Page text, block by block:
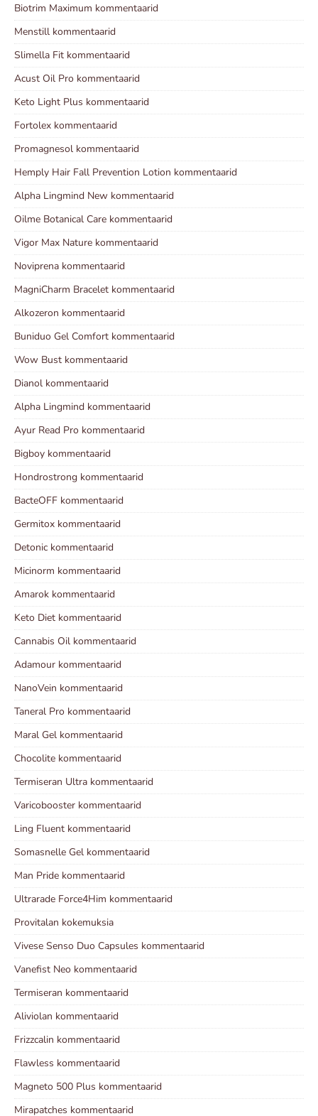
Biotrim Maximum kommentaarid
Menstill kommentaarid
Slimella Fit kommentaarid
Acust Oil Pro kommentaarid
Keto Light Plus kommentaarid
Fortolex kommentaarid
Promagnesol kommentaarid
Hemply Hair Fall Prevention Lotion kommentaarid
Alpha Lingmind New kommentaarid
Oilme Botanical Care kommentaarid
Vigor Max Nature kommentaarid
Noviprena kommentaarid
MagniCharm Bracelet kommentaarid
Alkozeron kommentaarid
Buniduo Gel Comfort kommentaarid
Wow Bust kommentaarid
Dianol kommentaarid
Alpha Lingmind kommentaarid
Ayur Read Pro kommentaarid
Bigboy kommentaarid
Hondrostrong kommentaarid
BacteOFF kommentaarid
Germitox kommentaarid
Detonic kommentaarid
Micinorm kommentaarid
Amarok kommentaarid
Keto Diet kommentaarid
Cannabis Oil kommentaarid
Adamour kommentaarid
NanoVein kommentaarid
Taneral Pro kommentaarid
Maral Gel kommentaarid
Chocolite kommentaarid
Termiseran Ultra kommentaarid
Varicobooster kommentaarid
Ling Fluent kommentaarid
Somasnelle Gel kommentaarid
Man Pride kommentaarid
Ultrarade Force4Him kommentaarid
Provitalan kokemuksia
Vivese Senso Duo Capsules kommentaarid
Vanefist Neo kommentaarid
Termiseran kommentaarid
Aliviolan kommentaarid
Frizzcalin kommentaarid
Flawless kommentaarid
Magneto 500 Plus kommentaarid
Mirapatches kommentaarid